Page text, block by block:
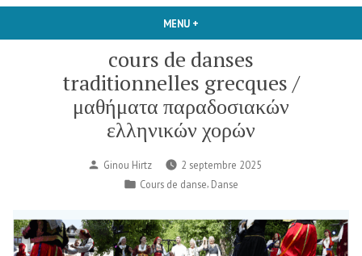
MENU +
cours de danses
traditionnelles grecques /
μαθήματα παραδοσιακών
ελληνικών χορών
Publié
Ginou Hirtz
2 septembre 2025
Publié
Cours de danse Danse